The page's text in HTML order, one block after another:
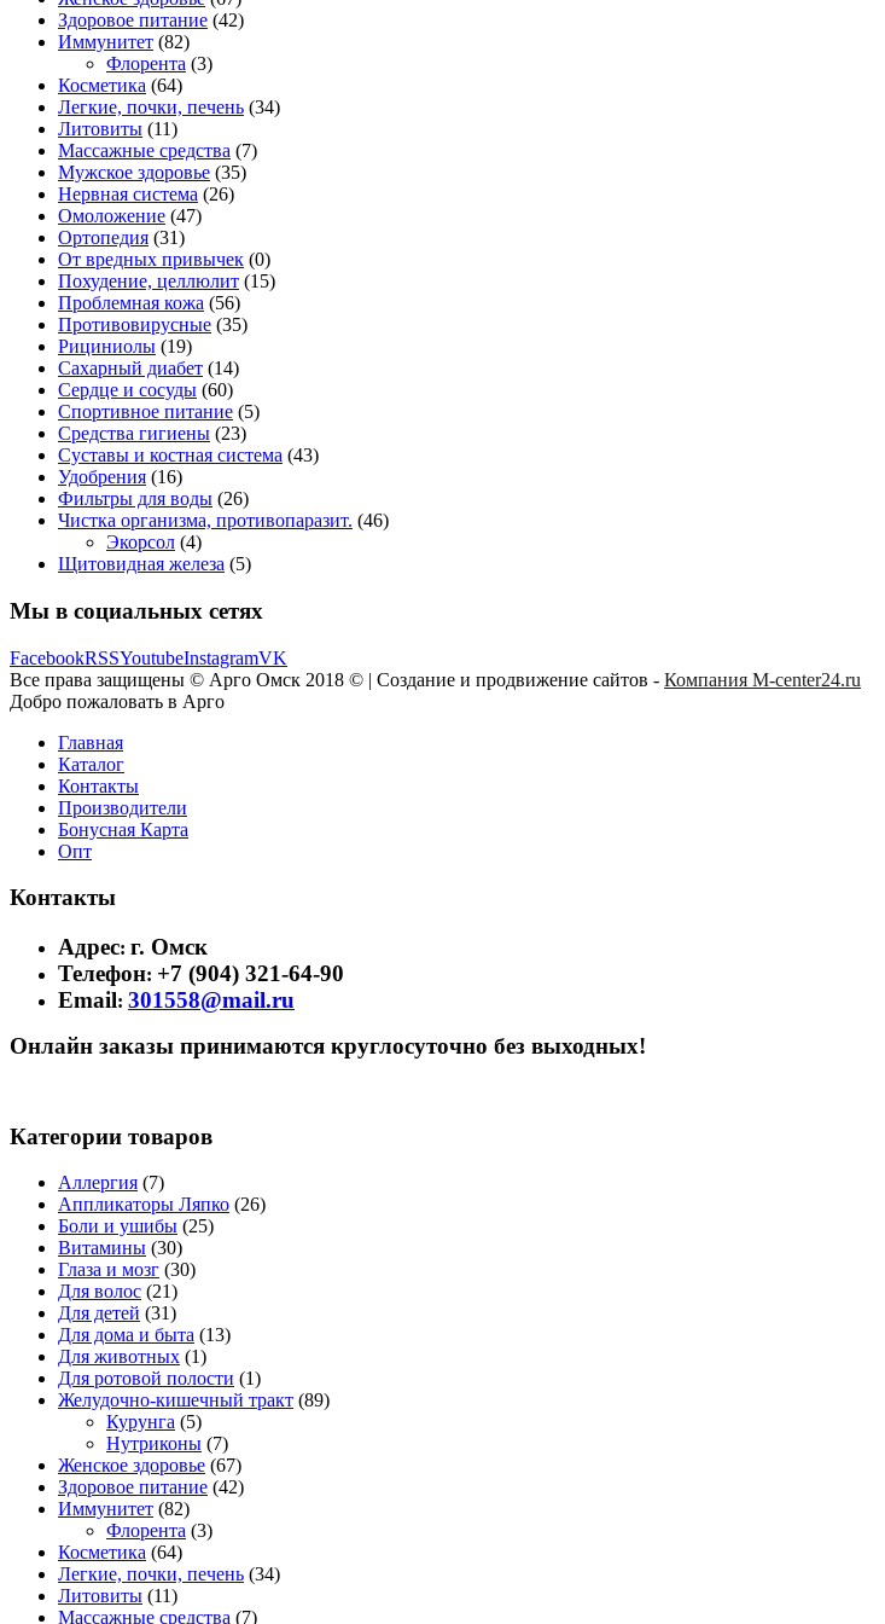
Здоровое питание (42)
Иммунитет (82)
Флорента (3)
Косметика (64)
Легкие, почки, печень (34)
Литовиты (11)
Массажные средства (7)
Мужское здоровье (35)
Нервная система (26)
Омоложение (47)
Ортопедия (31)
От вредных привычек (0)
Похудение, целлюлит (15)
Проблемная кожа (56)
Противовирусные (35)
Рициниолы (19)
Сахарный диабет (14)
Сердце и сосуды (60)
Спортивное питание (5)
Средства гигиены (23)
Суставы и костная система (43)
Удобрения (16)
Фильтры для воды (26)
Чистка организма, противопаразит. (46)
Экорсол (4)
Щитовидная железа (5)
Мы в социальных сетях
FacebookRSSYoutubeInstagramVK
Все права защищены © Арго Омск 2018 © | Создание и продвижение сайтов - Компания M-center24.ru
Добро пожаловать в Арго
Главная
Каталог
Контакты
Производители
Бонусная Карта
Опт
Контакты
Адрес: г. Омск
Телефон: +7 (904) 321-64-90
Email: 301558@mail.ru
Онлайн заказы принимаются круглосуточно без выходных!
Категории товаров
Аллергия (7)
Аппликаторы Ляпко (26)
Боли и ушибы (25)
Витамины (30)
Глаза и мозг (30)
Для волос (21)
Для детей (31)
Для дома и быта (13)
Для животных (1)
Для ротовой полости (1)
Желудочно-кишечный тракт (89)
Курунга (5)
Нутриконы (7)
Женское здоровье (67)
Здоровое питание (42)
Иммунитет (82)
Флорента (3)
Косметика (64)
Легкие, почки, печень (34)
Литовиты (11)
Массажные средства (7)